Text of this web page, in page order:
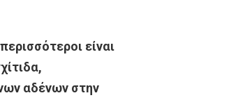
είναι
αδένων στην